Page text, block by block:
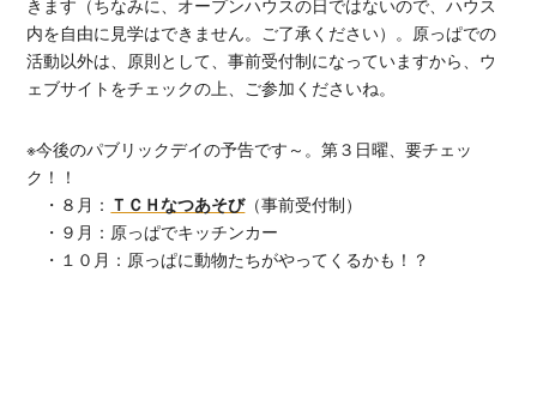
内を自由に見学はできません。ご了承ください）。原っぱでの
活動以外は、原則として、事前受付制になっていますから、ウ
ェブサイトをチェックの上、ご参加くださいね。
※今後のパブリックデイの予告です～。第３日曜、要チェッ
ク！！
・８月： ＴＣＨなつあそび（事前受付制）
・９月：原っぱでキッチンカー
・１０月：原っぱに動物たちがやってくるかも！？